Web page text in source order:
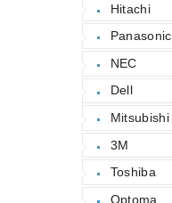
Hitachi
Panasonic
NEC
Dell
Mitsubishi
3M
Toshiba
Optoma